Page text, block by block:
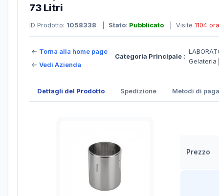
73 Litri
ID Prodotto: 1058338 Stato: Pubblicato | Visite 1104 ora
← Torna alla home page
← Vedi Azienda
Categoria Principale :
Gelateria
Dettagli del Prodotto Spedizione Metodi di
Prezzo